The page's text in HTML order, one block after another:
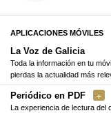
APLICACIONES MÓVILES
La Voz de Galicia
Toda la información en tu
pierdas la actualidad más
Periódico en PDF
La experiencia de lectura del